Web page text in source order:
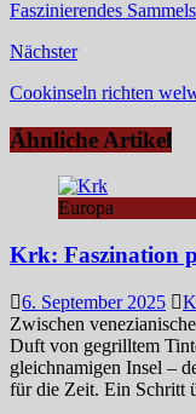
Faszinierendes
Nächster
Cookinseln richten
Ähnliche Artikel
Europa
Krk: Faszination
6. September 2025
Zwischen
Duft von gegrilltem
gleichnamigen Insel –
für die Zeit. Ein Schritt